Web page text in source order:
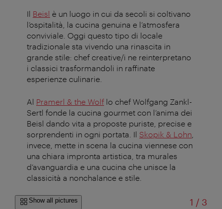
Il Beisl è un luogo in cui da secoli si coltivano
l’ospitalità, la cucina genuina e l’atmosfera
conviviale. Oggi questo tipo di locale
tradizionale sta vivendo una rinascita in
grande stile: chef creative/i ne reinterpretano
i classici trasformandoli in raffinate
esperienze culinarie.
Al Pramerl & the Wolf lo chef Wolfgang Zankl-
Sertl fonde la cucina gourmet con l’anima dei
Beisl dando vita a proposte puriste, precise e
sorprendenti in ogni portata. Il Skopik & Lohn
invece, mette in scena la cucina viennese con
una chiara impronta artistica, tra murales
d’avanguardia e una cucina che unisce la
classicità a nonchalance e stile
Show all pictures 1 /of
3